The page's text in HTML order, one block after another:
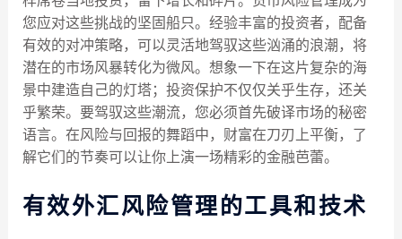
您应对这些挑战的坚固船只。经验丰富的投资者，配备
有效的对冲策略，可以灵活地驾驭这些汹涌的浪潮，将
潜在的市场风暴转化为微风。想象一下在这片复杂的海
景中建造自己的灯塔；投资保护不仅仅关乎生存，还关
乎繁荣。要驾驭这些潮流，您必须首先破译市场的秘密
语言。在风险与回报的舞蹈中，财富在刀刃上平衡，了
解它们的节奏可以让你上演一场精彩的金融芭蕾。
有效外汇风险管理的工具和技术